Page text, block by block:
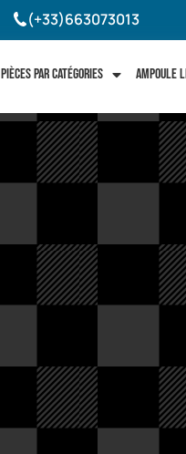
(+33)663073013
Pièces par catégories Ampoule